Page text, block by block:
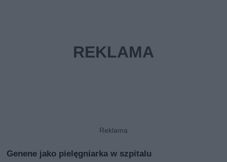
Genene jako pielęgniarka w szpitalu